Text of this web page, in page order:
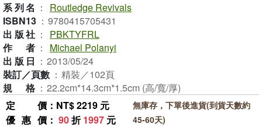
系列名 ：
Routledge Revivals
ISBN13 ： 9780415705431
出版社 ：
PBKTYFRL
作者 ：
Michael Polanyi
出版日 ： 2013/05/24
裝訂／頁數 ： 精裝／102頁
規格 ： 22.2cm*14.3cm*1.5cm (高/寬/厚)
定價 ：NT$ 2219 元
優惠價 ： 90折1997 元
無庫存，下單後進貨(到貨天數約
45-60天)